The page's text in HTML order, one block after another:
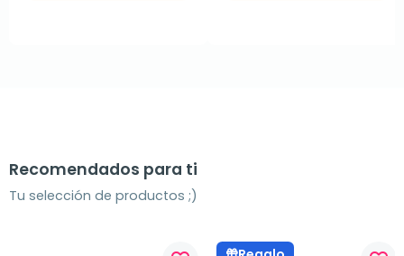
Recomendados para ti
Tu selección de productos ;)